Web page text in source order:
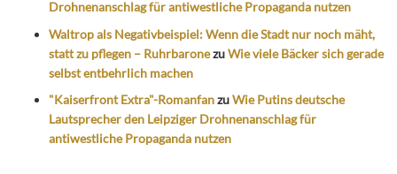
Drohnenanschlag für antiwestliche Propaganda nutzen
Waltrop als Negativbeispiel: Wenn die Stadt nur noch mäht,
statt zu pflegen – RuhrbaronezuWie viele Bäcker sich gerade
selbst entbehrlich machen
"Kaiserfront Extra"-RomanfanzuWie Putins deutsche
Lautsprecher den Leipziger Drohnenanschlag für
antiwestliche Propaganda nutzen